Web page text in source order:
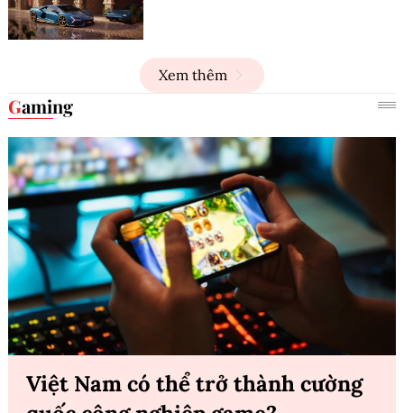
Xem thêm
Gaming
Việt Nam có thể trở thành cường